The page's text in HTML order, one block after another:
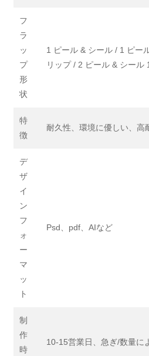
フ
ラ
ッ
プ
形
状
1 ピール & シール / 1 ピー
リップ / 2 ピール & シール
特
徴
耐久性、環境に優しい、高
デ
ザ
イ
ン
フ
ォ
ー
マ
ッ
ト
Psd、pdf、AIなど
制
作
時
10-15営業日、急ぎ/数量に